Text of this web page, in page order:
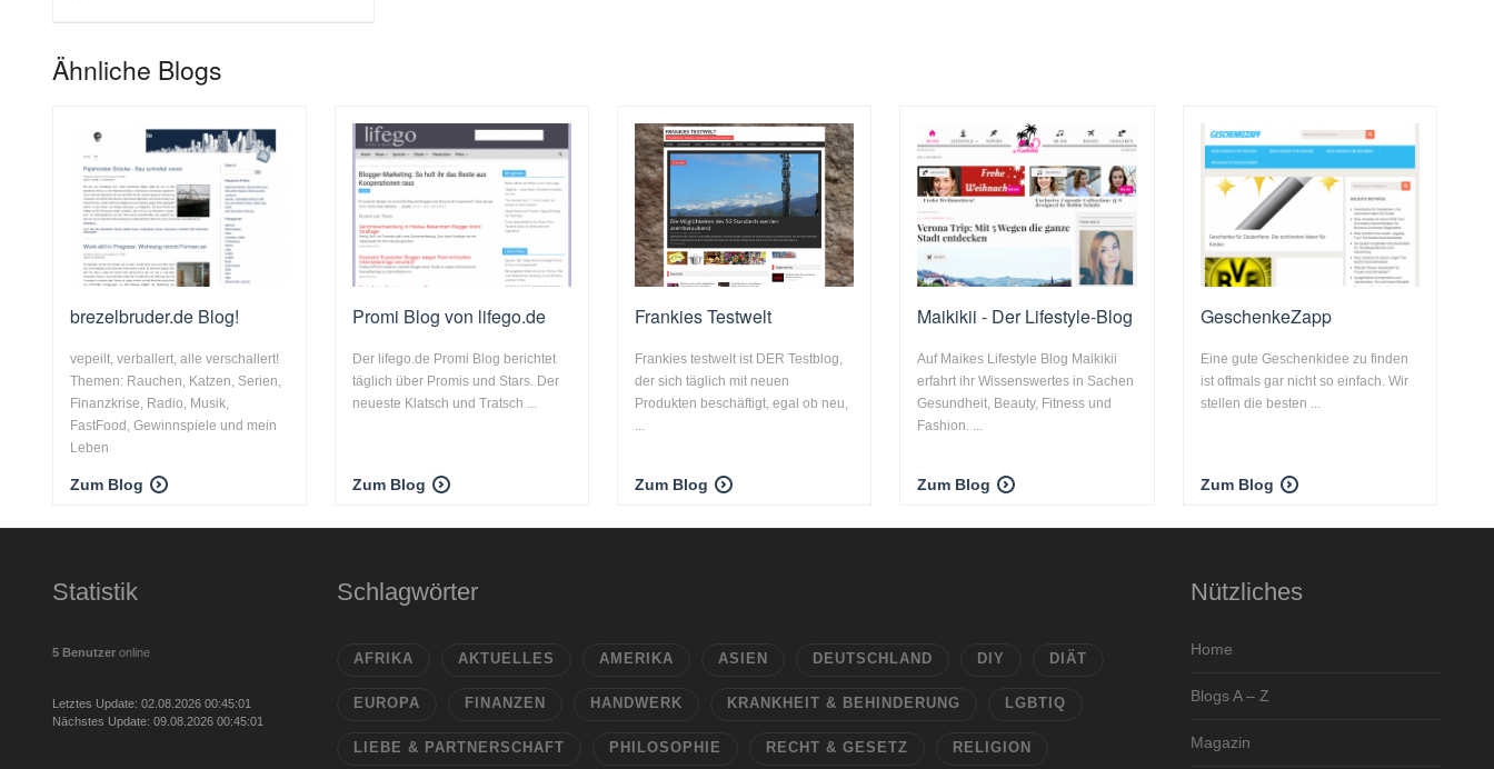
Ähnliche Blogs
brezelbruder.de Blog!
vepeilt, verballert, alle verschallert!
Themen: Rauchen, Katzen, Serien,
Finanzkrise, Radio, Musik,
FastFood, Gewinnspiele und mein
Leben
Zum Blog
Promi Blog von lifego.de
Der lifego.de Promi Blog berichtet
täglich über Promis und Stars. Der
neueste Klatsch und Tratsch ...
Zum Blog
Frankies Testwelt
Frankies testwelt ist DER Testblog,
der sich täglich mit neuen
Produkten beschäftigt, egal ob neu,
...
Zum Blog
Maikikii - Der Lifestyle-Blog
Auf Maikes Lifestyle Blog Maikikii
erfahrt ihr Wissenswertes in Sachen
Gesundheit, Beauty, Fitness und
Fashion. ...
Zum Blog
GeschenkeZapp
Eine gute Geschenkidee zu finden
ist oftmals gar nicht so einfach. Wir
stellen die besten ...
Zum Blog
Statistik
5 Benutzer online
Letztes Update: 02.08.2026 00:45:01
Nächstes Update: 09.08.2026 00:45:01
Schlagwörter
AFRIKA AKTUELLES AMERIKA ASIEN DEUTSCHLAND DIY DIÄT
EUROPA FINANZEN HANDWERK KRANKHEIT & BEHINDERUNG LGBTIQ
LIEBE & PARTNERSCHAFT PHILOSOPHIE RECHT & GESETZ RELIGION
Nützliches
Home
Blogs A – Z
Magazin